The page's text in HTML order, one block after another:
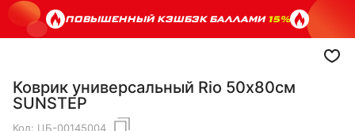
ПОВЫШЕННЫЙ КЭШБЭК БАЛЛАМИ15%
Коврик универсальный Rio 50х80см
SUNSTEP
Код: ЦБ-00145004